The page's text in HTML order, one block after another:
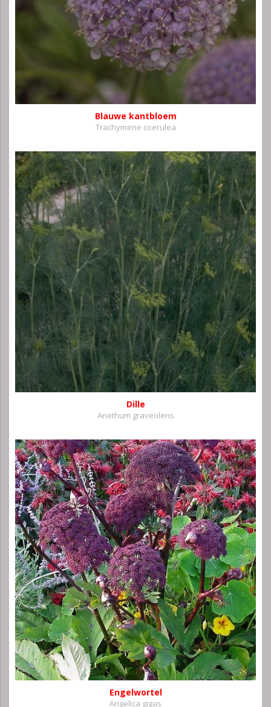
Blauwe kantbloem
Trachymene coerulea
Dille
Anethum graveolens
Engelwortel
Angelica gigas